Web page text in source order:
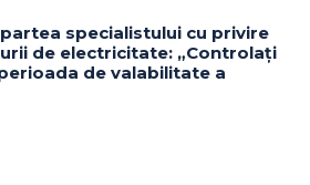
specialistului cu privire
de electricitate: „Controlați
de valabilitate a